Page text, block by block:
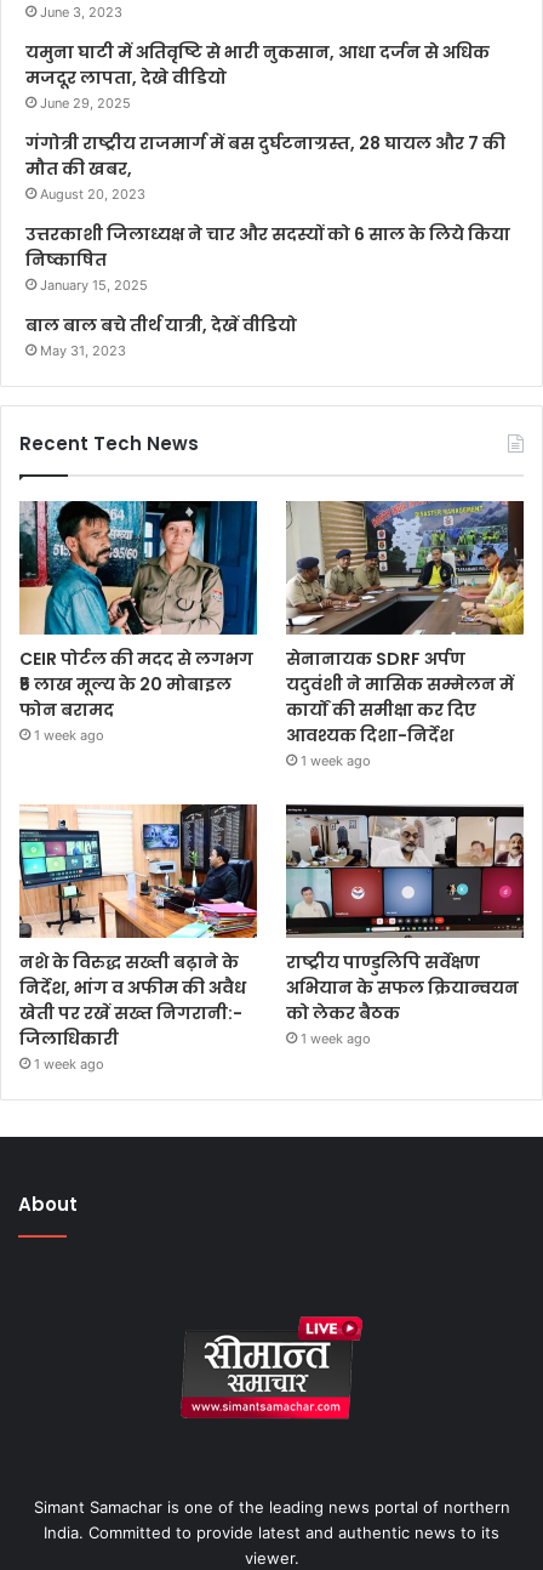
June 3, 2023
यमुना घाटी में अतिवृष्टि से भारी नुकसान, आधा दर्जन से अधिक
मजदूर लापता, देखे वीडियो
June 29, 2025
गंगोत्री राष्ट्रीय राजमार्ग में बस दुर्घटनाग्रस्त, 28 घायल और 7 की
मौत की खबर,
August 20, 2023
उत्तरकाशी जिलाध्यक्ष ने चार और सदस्यों को 6 साल के लिये किया
निष्काषित
January 15, 2025
बाल बाल बचे तीर्थ यात्री, देखें वीडियो
May 31, 2023
Recent Tech News
CEIR पोर्टल की मदद से लगभग
₹5 लाख मूल्य के 20 मोबाइल
फोन बरामद
1 week ago
सेनानायक SDRF अर्पण
यदुवंशी ने मासिक सम्मेलन में
कार्यों की समीक्षा कर दिए
आवश्यक दिशा-निर्देश
1 week ago
नशे के विरुद्ध सख्ती बढ़ाने के
निर्देश, भांग व अफीम की अवैध
खेती पर रखें सख्त निगरानी:-
जिलाधिकारी
1 week ago
राष्ट्रीय पाण्डुलिपि सर्वेक्षण
अभियान के सफल क्रियान्वयन
को लेकर बैठक
1 week ago
About
Simant Samachar is one of the leading news portal of northern
India. Committed to provide latest and authentic news to its
viewer.